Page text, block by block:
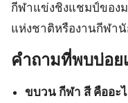
กีฬาแข่งชิงแชมป์ของ
แห่งชาติหรืองานกีฬา
คำถามที่พบบ่อย
ขบวน กีฬา สี คืออะ